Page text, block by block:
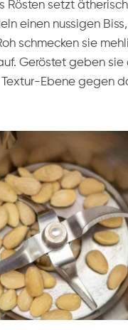
Rösten setzt
einen nussigen
schmecken sie
Geröstet geben
Ebene gegen